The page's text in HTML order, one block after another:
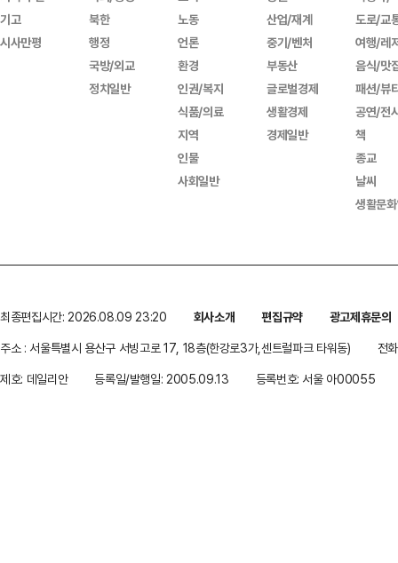
기고
시사만평
북한
행정
국방/외교
정치일반
노동
언론
환경
인권/복지
식품/의료
지역
인물
사회일반
산업/재계
중기/벤처
부동산
글로벌경제
생활경제
경제일반
도로/교
여행/레
음식/맛
패션/뷰
공연/전
책
종교
날씨
생활문
최종편집시간: 2026.08.09 23:20 회사소개 편집규약
광고제휴문의
주소 : 서울특별시 용산구 서빙고로 17, 18층(한강로3가,센트럴파크 타워동)
전
제호: 데일리안
등록일/발행일: 2005.09.13 등록번호: 서울 아00055